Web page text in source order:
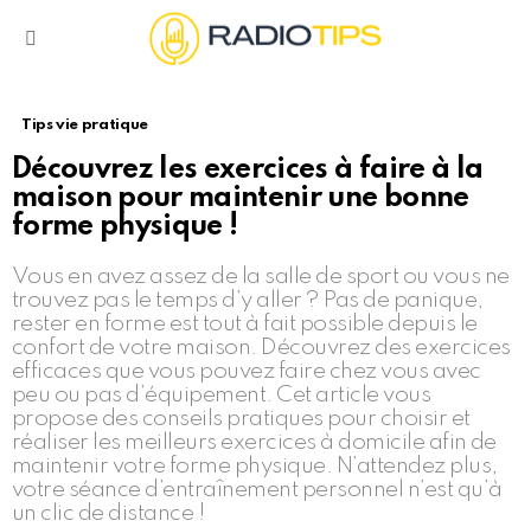
Tips vie pratique
Découvrez les exercices à faire à la
maison pour maintenir une bonne
forme physique !
Vous en avez assez de la salle de sport ou vous ne
trouvez pas le temps d’y aller ? Pas de panique,
rester en forme est tout à fait possible depuis le
confort de votre maison. Découvrez des exercices
efficaces que vous pouvez faire chez vous avec
peu ou pas d’équipement. Cet article vous
propose des conseils pratiques pour choisir et
réaliser les meilleurs exercices à domicile afin de
maintenir votre forme physique. N’attendez plus,
votre séance d’entraînement personnel n’est qu’à
un clic de distance !